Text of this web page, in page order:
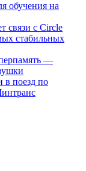
обучения на
связи с Circle
стабильных
—
в поезд по